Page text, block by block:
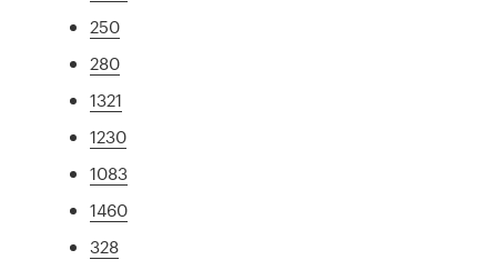
250
280
1321
1230
1083
1460
328